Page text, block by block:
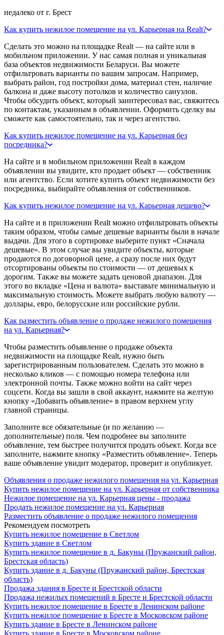
недалеко от г. Брест
Как купить нежилое помещение на ул. Карьерная на Realt?
Сделать это можно на площадке Realt — на сайте или в
мобильном приложении. У нас самая полная и уникальная
база объектов недвижимости Беларуси. Вы можете
отфильтровать варианты по вашим запросам. Например,
выбрать район, год постройки дома, материал стен, наличие
балкона и даже высоту потолков и количество санузлов.
Чтобы обсудить объект, который заинтересовал вас, свяжитесь
по контактам, указанным в объявлении. Оформить сделку вы
сможете как самостоятельно, так и через агентство.
Как купить нежилое помещение на ул. Карьерная без
посредника?
На сайте и в мобильном приложении Realt в каждом
объявлении вы увидите, кто продает объект — собственник
или агентство. Если хотите купить объект недвижимости без
посредника, выбирайте объявления от собственников.
Как купить нежилое помещение на ул. Карьерная дешево?
На сайте и в приложении Realt можно отфильтровать объекты
таким образом, чтобы самые дешевые варианты были в начале
выдачи. Для этого в сортировке выберите пункт «Сначала
дешевые». В этом случае вы увидите объекты, которые
продаются по договорной цене, а сразу после них будут
отсортированы объекты по стоимости — от дешевых к
дорогим. Также вы можете задать ценовой диапазон. Для
этого во вкладке «Цена и валюта» выставьте минимальную и
максимальную стоимость. Можете выбрать любую валюту —
доллары, евро, белорусские или российские рубли.
Как разместить объявление о продаже нежилого помещения
на ул. Карьерная?
Чтобы разместить объявление о продаже объекта
недвижимости на площадке Realt, нужно быть
зарегистрированным пользователем. Сделать это можно в
несколько кликов — с помощью номера телефона или
электронной почты. Также можно войти на сайт через
соцсети. Когда вы зашли в свой аккаунт, нажмите на желтую
кнопку «Добавить объявление» в правом верхнем углу
главной страницы.
Заполните все обязательные (и по желанию —
дополнительные) поля. Чем подробнее вы заполните
объявление, тем быстрее получится продать объект. Когда все
заполните, нажмите кнопку «Разместить объявление». Теперь
ваше объявление увидит модератор, проверит и опубликует.
Объявления о продаже нежилого помещения на ул. Карьерная
Купить нежилое помещение на ул. Карьерная от собственника
Нежилое помещение на ул. Карьерная цены - продажа
Продать нежилое помещение на ул. Карьерная
Разместить объявление о продаже нежилого помещения
Рекомендуем посмотреть
Купить нежилое помещение в Светлом
Купить здание в Светлом
Купить нежилое помещение в д. Бакуны (Пружанский район,
Брестская область)
Купить здание в д. Бакуны (Пружанский район, Брестская
область)
Продажа здания в Бресте и Брестской области
Продажа нежилых помещений в Бресте и Брестской области
Купить нежилое помещение в Бресте в Ленинском районе
Купить нежилое помещение в Бресте в Московском районе
Купить здание в Бресте в Ленинском районе
Купить здание в Бресте в Московском районе